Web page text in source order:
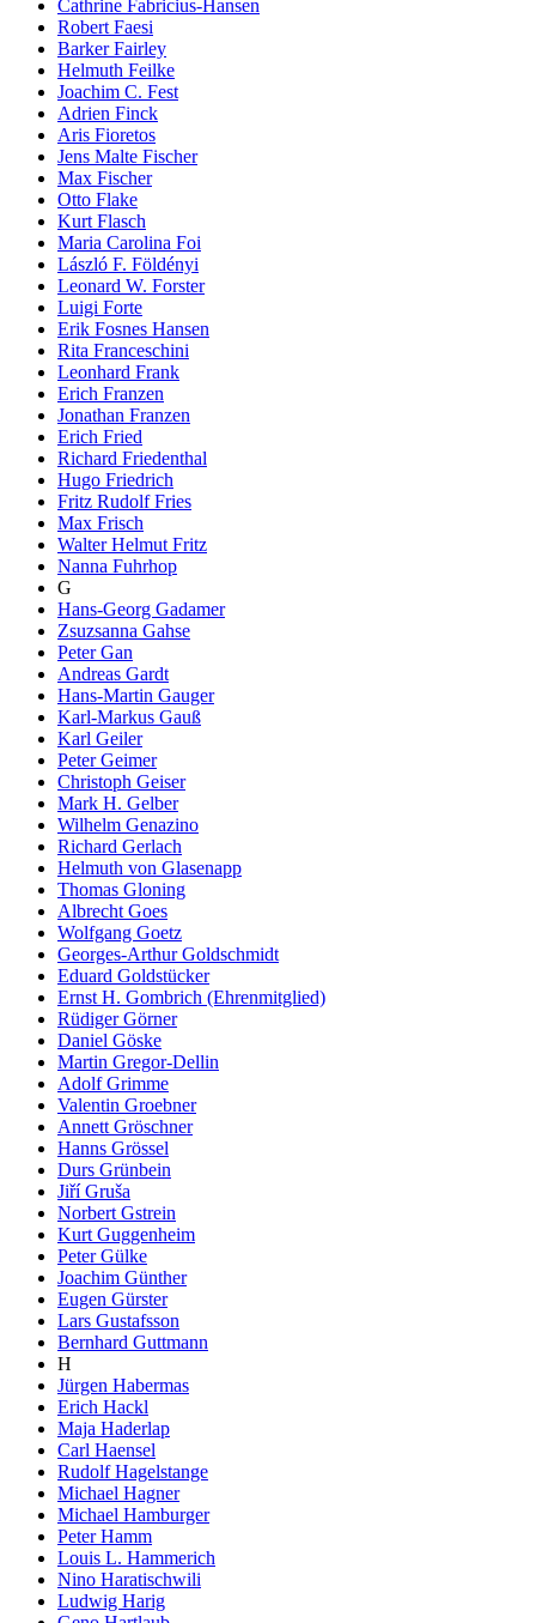
Cathrine Fabricius-Hansen
Robert Faesi
Barker Fairley
Helmuth Feilke
Joachim C. Fest
Adrien Finck
Aris Fioretos
Jens Malte Fischer
Max Fischer
Otto Flake
Kurt Flasch
Maria Carolina Foi
László F. Földényi
Leonard W. Forster
Luigi Forte
Erik Fosnes Hansen
Rita Franceschini
Leonhard Frank
Erich Franzen
Jonathan Franzen
Erich Fried
Richard Friedenthal
Hugo Friedrich
Fritz Rudolf Fries
Max Frisch
Walter Helmut Fritz
Nanna Fuhrhop
G
Hans-Georg Gadamer
Zsuzsanna Gahse
Peter Gan
Andreas Gardt
Hans-Martin Gauger
Karl-Markus Gauß
Karl Geiler
Peter Geimer
Christoph Geiser
Mark H. Gelber
Wilhelm Genazino
Richard Gerlach
Helmuth von Glasenapp
Thomas Gloning
Albrecht Goes
Wolfgang Goetz
Georges-Arthur Goldschmidt
Eduard Goldstücker
Ernst H. Gombrich (Ehrenmitglied)
Rüdiger Görner
Daniel Göske
Martin Gregor-Dellin
Adolf Grimme
Valentin Groebner
Annett Gröschner
Hanns Grössel
Durs Grünbein
Jiří Gruša
Norbert Gstrein
Kurt Guggenheim
Peter Gülke
Joachim Günther
Eugen Gürster
Lars Gustafsson
Bernhard Guttmann
H
Jürgen Habermas
Erich Hackl
Maja Haderlap
Carl Haensel
Rudolf Hagelstange
Michael Hagner
Michael Hamburger
Peter Hamm
Louis L. Hammerich
Nino Haratischwili
Ludwig Harig